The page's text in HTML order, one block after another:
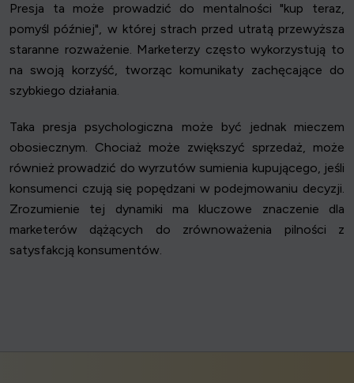
Presja ta może prowadzić do mentalności "kup teraz,
pomyśl później", w której strach przed utratą przewyższa
staranne rozważenie. Marketerzy często wykorzystują to
na swoją korzyść, tworząc komunikaty zachęcające do
szybkiego działania.
Taka presja psychologiczna może być jednak mieczem
obosiecznym. Chociaż może zwiększyć sprzedaż, może
również prowadzić do wyrzutów sumienia kupującego, jeśli
konsumenci czują się popędzani w podejmowaniu decyzji.
Zrozumienie tej dynamiki ma kluczowe znaczenie dla
marketerów dążących do zrównoważenia pilności z
satysfakcją konsumentów.